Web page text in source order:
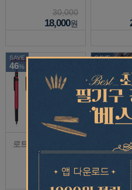
30,000
18,000원
SAVE
46%
로트링 샤프 500
27,500
SAVE
파카 샤프
리지널